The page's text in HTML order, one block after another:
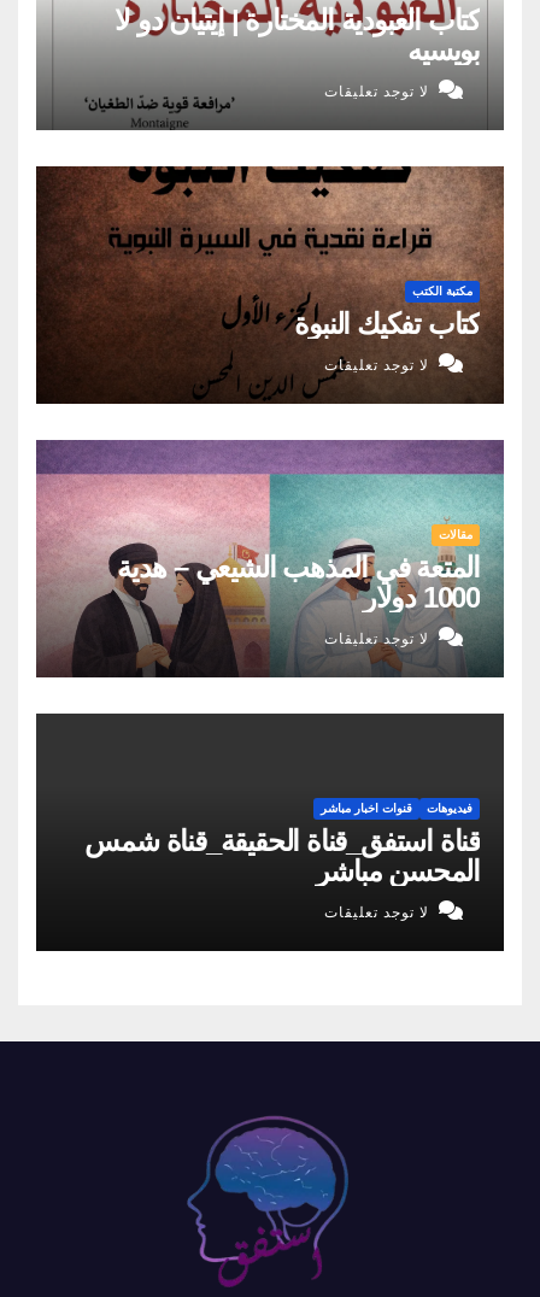
كتاب العبودية المختارة | إيتيان دو لا
بويسيه
لا توجد تعليقات
مكتبة الكتب
كتاب تفكيك النبوة
لا توجد تعليقات
مقالات
المتعة في المذهب الشيعي – هدية
1000 دولار
لا توجد تعليقات
فيديوهات قنوات اخبار مباشر
قناة استفق_قناة الحقيقة_قناة شمس
المحسن مباشر
لا توجد تعليقات